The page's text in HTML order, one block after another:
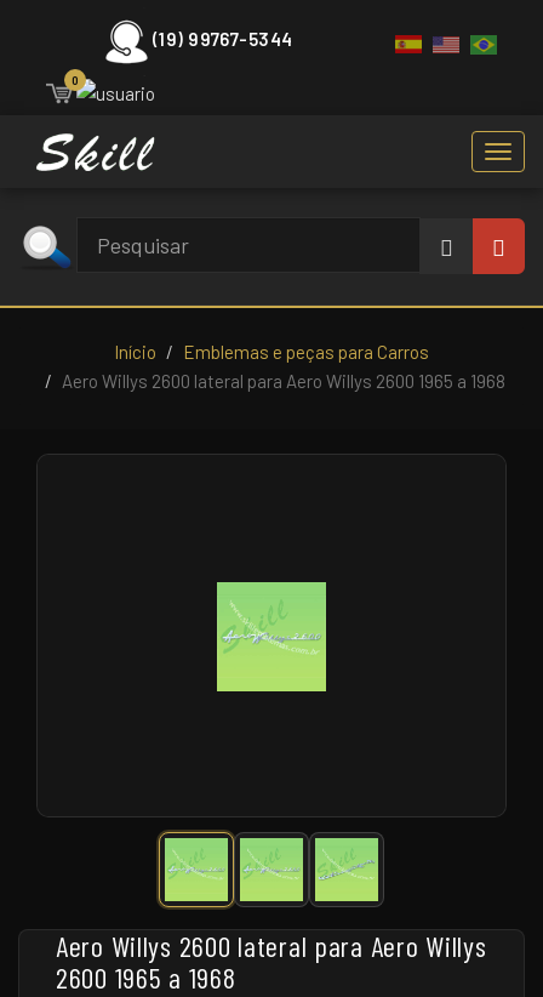
(19) 99767-5344
0
Início
Emblemas e peças para Carros
Aero Willys 2600 lateral para Aero Willys 2600 1965 a 1968
Aero Willys 2600 lateral para Aero Willys
2600 1965 a 1968